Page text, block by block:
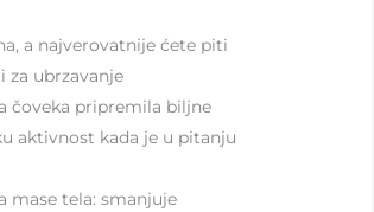
a najverovatnije ćete piti
ubrzavanje
čoveka pripremila biljne
aktivnost kada je u pitanju
mase tela: smanjuje